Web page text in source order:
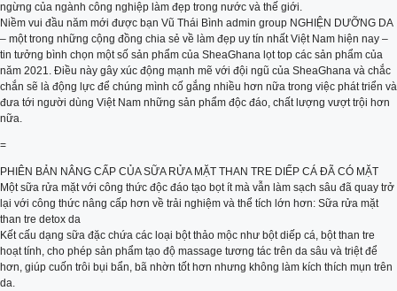
ngừng của ngành công nghiệp làm đẹp trong nước và thế giới.
Niềm vui đầu năm mới được bạn Vũ Thái Bình admin group NGHIỆN DƯỠNG DA
– một trong những cộng đồng chia sẻ về làm đẹp uy tín nhất Việt Nam hiện nay –
tin tưởng bình chọn một số sản phẩm của SheaGhana lọt top các sản phẩm của
năm 2021. Điều này gây xúc động mạnh mẽ với đội ngũ của SheaGhana và chắc
chắn sẽ là động lực để chúng mình cố gắng nhiều hơn nữa trong việc phát triển và
đưa tới người dùng Việt Nam những sản phẩm độc đáo, chất lượng vượt trội hơn
nữa.
=
PHIÊN BẢN NÂNG CẤP CỦA SỮA RỬA MẶT THAN TRE DIẾP CÁ ĐÃ CÓ MẶT
Một sữa rửa mặt với công thức độc đáo tạo bọt ít mà vẫn làm sạch sâu đã quay trở
lại với công thức nâng cấp hơn về trải nghiệm và thể tích lớn hơn: Sữa rửa mặt
than tre detox da
Kết cấu dạng sữa đặc chứa các loại bột thảo mộc như bột diếp cá, bột than tre
hoạt tính, cho phép sản phẩm tạo độ massage tương tác trên da sâu và triệt để
hơn, giúp cuốn trôi bụi bẩn, bã nhờn tốt hơn nhưng không làm kích thích mụn trên
da.